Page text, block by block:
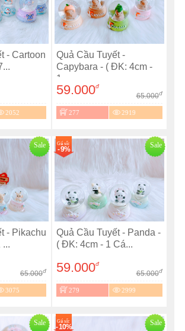
- Cartoon
2052
Quả Cầu Tuyết -
Capybara - ( ĐK: 4cm -
1...
59.000đ
65.000đ
277 2919
Sale
- Pikachu
...
65.000đ
3075
Sale
Giá sốc
- 9%
Quả Cầu Tuyết - Panda -
( ĐK: 4cm - 1 Cá...
59.000đ
65.000đ
279 2999
Sale Sale
Giá sốc
- 10%